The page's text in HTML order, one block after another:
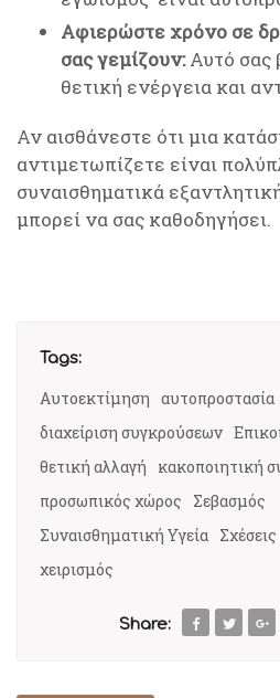
Αφιερώστε χρόνο σε
σας γεμίζουν:Αυτό σας
θετική ενέργεια και
Αν αισθάνεστε ότι μια
αντιμετωπίζετε είναι
συναισθηματικά
μπορεί να σας καθοδηγήσει.
Tags:
Αυτοεκτίμηση αυτοπροστασία
διαχείριση συγκρούσεων
θετική αλλαγή
κακοποιητική
προσωπικός χώρος
Σεβασμός
Συναισθηματική Υγεία Σχέσεις
χειρισμός
Share: